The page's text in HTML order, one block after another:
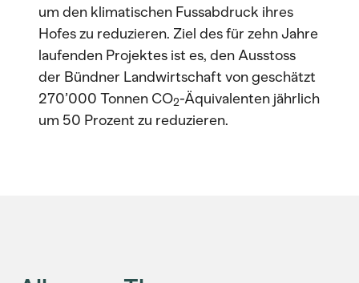
um den klimatischen Fussabdruck ihres
Hofes zu reduzieren. Ziel des für zehn Jahre
laufenden Projektes ist es, den Ausstoss
der Bündner Landwirtschaft von geschätzt
270’000 Tonnen CO2-Äquivalenten jährlich
um 50 Prozent zu reduzieren.